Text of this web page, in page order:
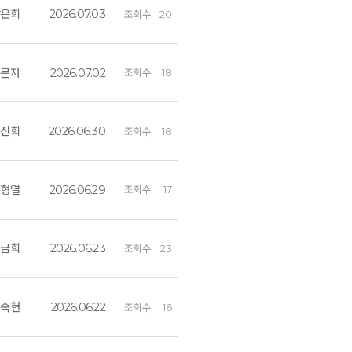
희 2026.07.03 조회수 20
자 2026.07.02 조회수 18
희 2026.06.30 조회수 18
열 2026.06.29 조회수 17
희 2026.06.23 조회수 23
현 2026.06.22 조회수 16